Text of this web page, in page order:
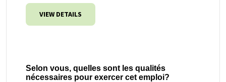
VIEW DETAILS
Selon vous, quelles sont les qualités
nécessaires pour exercer cet emploi?